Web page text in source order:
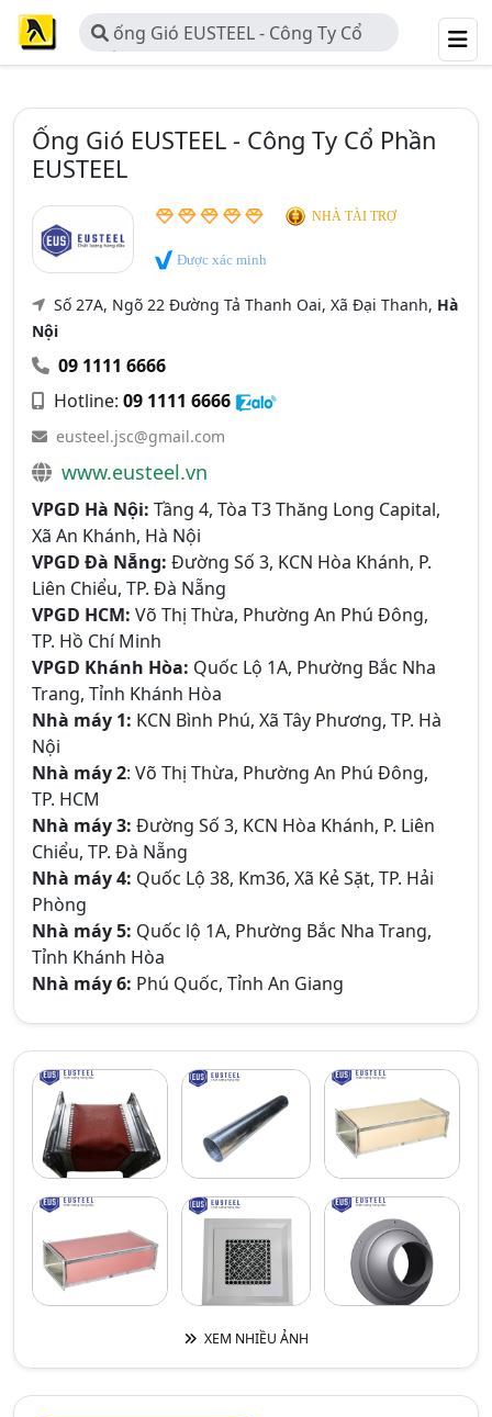
ống Gió EUSTEEL - Công Ty Cổ
Phần EUSTEEL
Ống Gió EUSTEEL - Công Ty Cổ Phần
EUSTEEL
NHÀ TÀI TRỢ
Được xác minh
Số 27A, Ngõ 22 Đường Tả Thanh Oai, Xã Đại Thanh, Hà
Nội
09 1111 6666
Hotline: 09 1111 6666
eusteel.jsc@gmail.com
www.eusteel.vn
VPGD Hà Nội: Tầng 4, Tòa T3 Thăng Long Capital,
Xã An Khánh, Hà Nội
VPGD Đà Nẵng: Đường Số 3, KCN Hòa Khánh, P.
Liên Chiểu, TP. Đà Nẵng
VPGD HCM: Võ Thị Thừa, Phường An Phú Đông,
TP. Hồ Chí Minh
VPGD Khánh Hòa: Quốc Lộ 1A, Phường Bắc Nha
Trang, Tỉnh Khánh Hòa
Nhà máy 1: KCN Bình Phú, Xã Tây Phương, TP. Hà
Nội
Nhà máy 2: Võ Thị Thừa, Phường An Phú Đông,
TP. HCM
Nhà máy 3: Đường Số 3, KCN Hòa Khánh, P. Liên
Chiểu, TP. Đà Nẵng
Nhà máy 4: Quốc Lộ 38, Km36, Xã Kẻ Sặt, TP. Hải
Phòng
Nhà máy 5: Quốc lộ 1A, Phường Bắc Nha Trang,
Tỉnh Khánh Hòa
Nhà máy 6: Phú Quốc, Tỉnh An Giang
XEM NHIỀU ẢNH